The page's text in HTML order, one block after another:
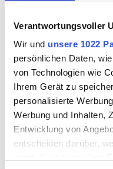
Verantwortungsvoller
Wir und unsere 1022
persönlichen Daten,
von Technologien wie
Ihrem Gerät zu
personalisierte
Werbung und Inhalten,
Entwicklung von
entscheiden darüber,